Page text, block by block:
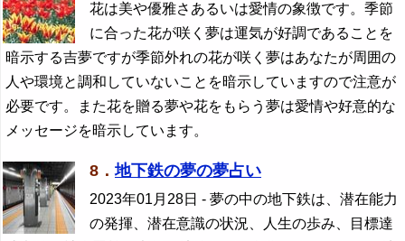
花は美や優雅さあるいは愛情の象徴です。季節
に合った花が咲く夢は運気が好調であることを
暗示する吉夢ですが季節外れの花が咲く夢はあなたが周囲の
人や環境と調和していないことを暗示していますので注意が
必要です。また花を贈る夢や花をもらう夢は愛情や好意的な
メッセージを暗示しています。
8．地下鉄の夢の夢占い
2023年01月28日 - 夢の中の地下鉄は、潜在能力
の発揮、潜在意識の状況、人生の歩み、目標達